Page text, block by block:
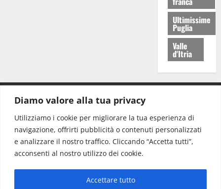
Diamo valore alla tua privacy
Utilizziamo i cookie per migliorare la tua esperienza di
navigazione, offrirti pubblicità o contenuti personalizzati
e analizzare il nostro traffico. Cliccando “Accetta tutti”,
acconsenti al nostro utilizzo dei cookie.
Accettare tutto
Ultimissime
Puglia
Valle
d'Itria
Redazione: redazione@www.martinasera.it
Direttore:direttore@www.martinasera.it
Info & Commerciale:info@www.martinasera.it